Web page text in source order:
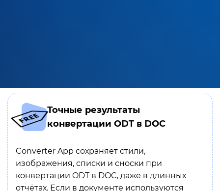
Точные результаты
конвертации ODT в DOC
Converter App сохраняет стили,
изображения, списки и сноски при
конвертации ODT в DOC, даже в длинных
отчётах. Если в документе используются